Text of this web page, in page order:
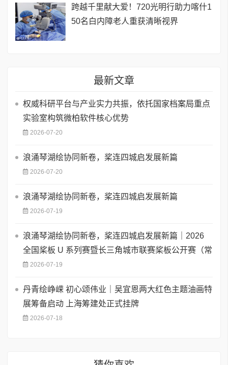
跨越千里献大爱！720光明行助力喀什1
50名白内障老人重获清晰视界
最新文章
权威科研平台与产业实力共振，依托国家档案局重点
实验室构筑微柏软件核心优势
2026-07-20
浪涌琴湖绘协同新卷，桨连四城启发展新篇
2026-07-20
浪涌琴湖绘协同新卷，桨连四城启发展新篇
2026-07-19
浪涌琴湖绘协同新卷，桨连四城启发展新篇｜2026
全国桨板 U 系列赛暨长三角城市联赛桨板公开赛（常
2026-07-19
丹青绘峥嵘 初心颂伟业｜吴宜恩两大红色主题油画特
展筹备启动 上海筹建处正式挂牌
2026-07-18